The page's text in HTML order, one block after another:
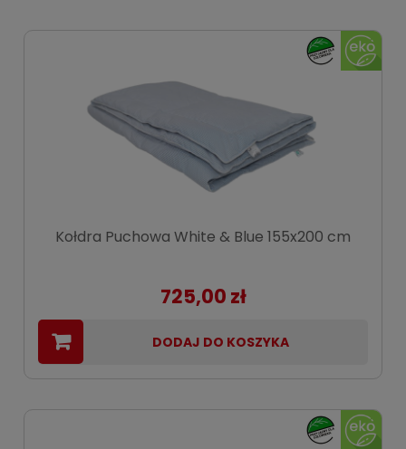
Kołdra Puchowa White & Blue 155x200 cm
725,00 zł
DODAJ DO KOSZYKA